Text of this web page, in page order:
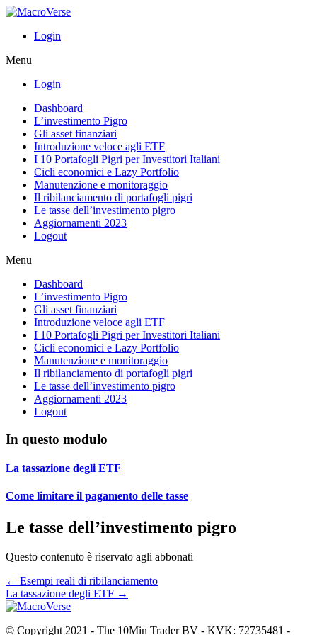
Login
Menu
Login
Dashboard
L’investimento Pigro
Gli asset finanziari
Introduzione veloce agli ETF
I 10 Portafogli Pigri per Investitori Italiani
Cicli economici e Lazy Portfolio
Manutenzione e monitoraggio
Il ribilanciamento di portafogli pigri
Le tasse dell’investimento pigro
Aggiornamenti 2023
Logout
Menu
Dashboard
L’investimento Pigro
Gli asset finanziari
Introduzione veloce agli ETF
I 10 Portafogli Pigri per Investitori Italiani
Cicli economici e Lazy Portfolio
Manutenzione e monitoraggio
Il ribilanciamento di portafogli pigri
Le tasse dell’investimento pigro
Aggiornamenti 2023
Logout
In questo modulo
La tassazione degli ETF
Come limitare il pagamento delle tasse
Le tasse dell’investimento pigro
Questo contenuto è riservato agli abbonati
Navigazione
articoli
← Esempi reali di ribilanciamento
La tassazione degli ETF →
© Copyright 2021 - The 10Min Trader BV - KVK: 72735481 -